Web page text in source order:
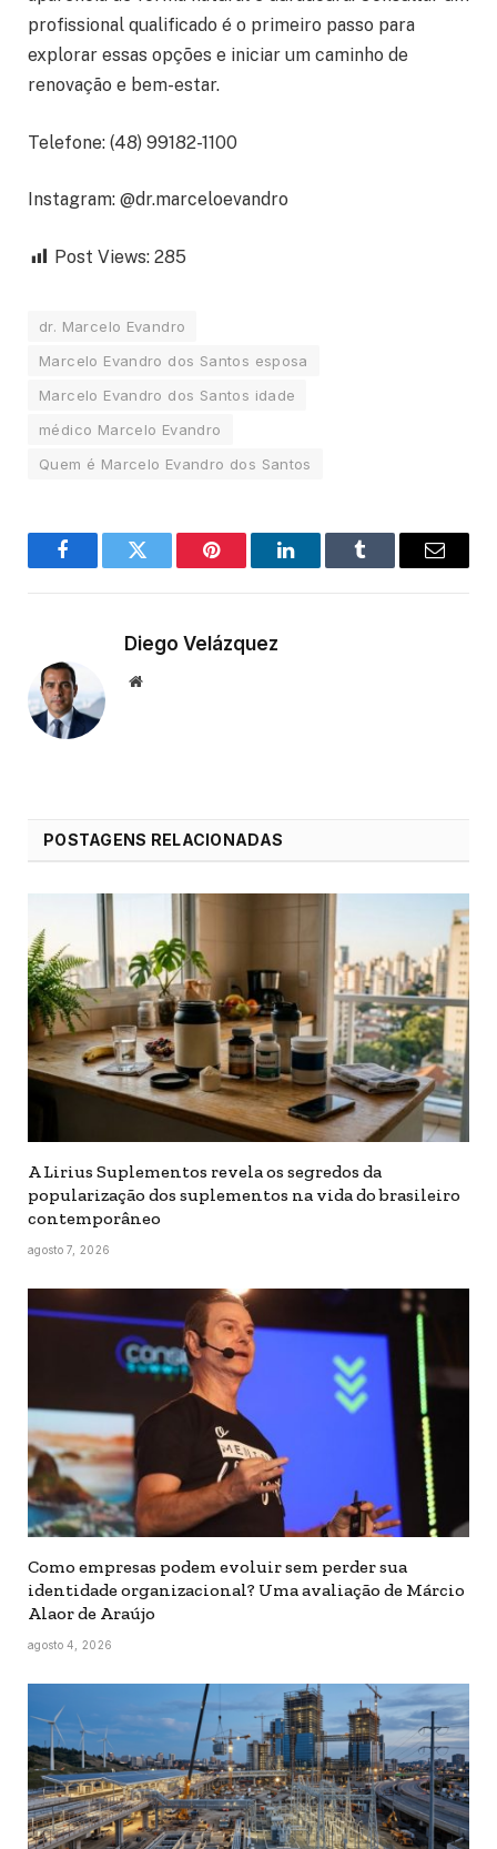
profissional qualificado é o primeiro passo para
explorar essas opções e iniciar um caminho de
renovação e bem-estar.
Telefone: (48) 99182-1100
Instagram: @dr.marceloevandro
Post Views: 285
dr. Marcelo Evandro
Marcelo Evandro dos Santos esposa
Marcelo Evandro dos Santos idade
médico Marcelo Evandro
Quem é Marcelo Evandro dos Santos
FacebookTwitter Pinterest LinkedInTumblr Email
Diego Velázquez
Website
POSTAGENS RELACIONADAS
A Lirius Suplementos revela os segredos da
popularização dos suplementos na vida do brasileiro
contemporâneo
agosto 7, 2026
Como empresas podem evoluir sem perder sua
identidade organizacional? Uma avaliação de Márcio
Alaor de Araújo
agosto 4, 2026